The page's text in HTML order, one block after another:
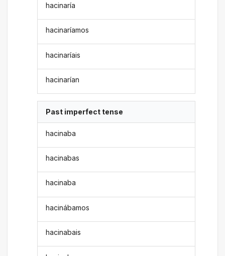
hacinaría
hacinaríamos
hacinaríais
hacinarían
Past imperfect tense
hacinaba
hacinabas
hacinaba
hacinábamos
hacinabais